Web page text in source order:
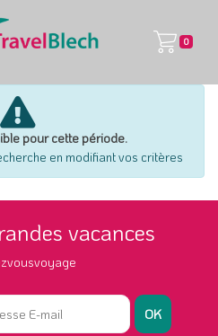
0
pour cette période.
en modifiant vos critères
vacances
OK